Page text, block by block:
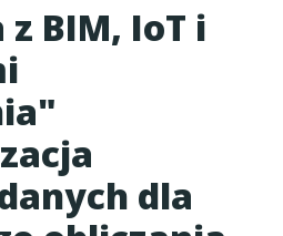
BIM, IoT i
dla